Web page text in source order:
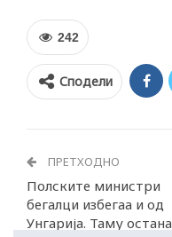
242
Сподели
ПРЕТХОДНО
Полските министри
бегалци избегаа и од
Унгарија. Таму остана